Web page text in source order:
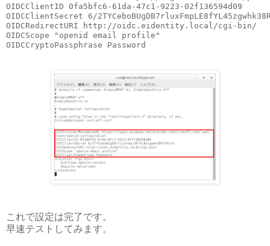
OIDCClientID 0fa5bfc6-61da-47c1-9223-02f136594d09
OIDCClientSecret 6/
OIDCRedirectURI http://oidc.eidentity.local/cgi-bin/
OIDCScope "openid email profile"
これで設定は完了です。
早速テストしてみます。